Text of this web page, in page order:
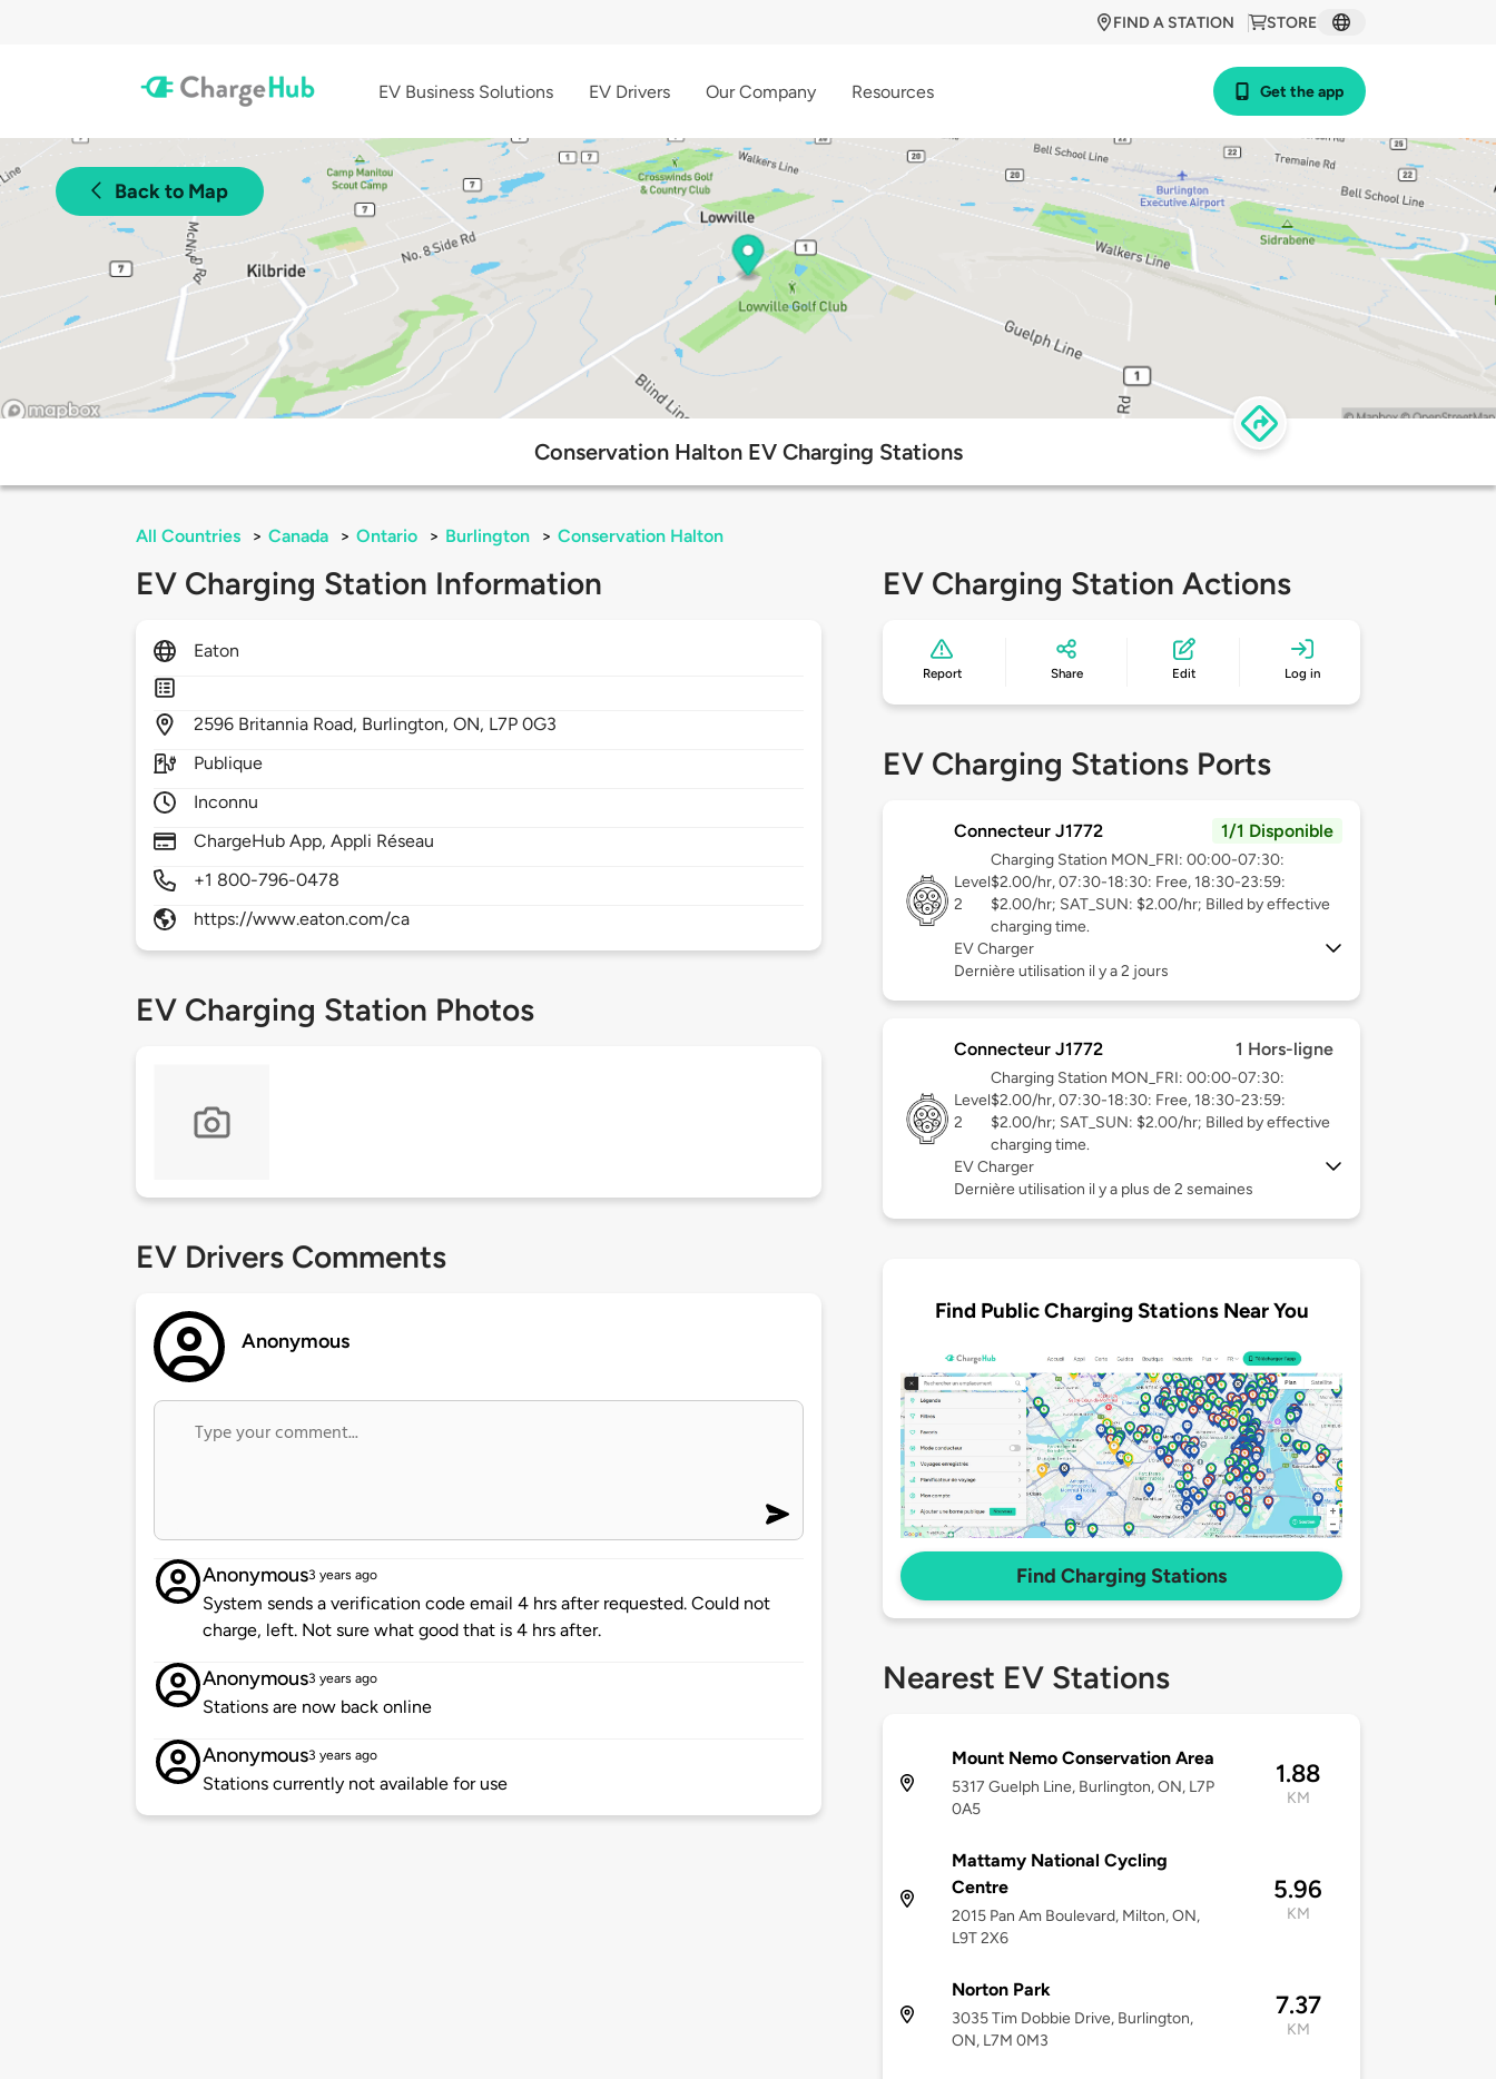
STORE
FIND A STATION
EV Business Solutions EV Drivers Our Company Resources Get the app
Back to Map
Conservation Halton EV Charging Stations
All Countries > Canada > Ontario > Burlington > Conservation Halton
EV Charging Station Information
Eaton
2596 Britannia Road, Burlington,ON, L7P 0G3
Publique
Inconnu
ChargeHub App, Appli Réseau
+1 800-796-0478
https://www.eaton.com/ca
EV Charging Station Photos
EV Drivers Comments
Anonymous
Anonymous3 years ago
System sends a verification code email 4 hrs after requested. Could not
charge, left. Not sure what good that is 4 hrs after.
Anonymous3 years ago
Stations are now back online
Anonymous3 years ago
Stations currently not available for use
EV Charging Station Actions
Report Share Edit Log in
EV Charging Stations Ports
Connecteur J1772 1/1 Disponible
Level
2
Charging Station MON_FRI: 00:00-07:30:
$2.00/hr, 07:30-18:30: Free, 18:30-23:59:
$2.00/hr; SAT_SUN: $2.00/hr; Billed by effective
charging time.
EV Charger
Dernière utilisation il y a 2 jours
Connecteur J1772 1 Hors-ligne
Level
2
Charging Station MON_FRI: 00:00-07:30:
$2.00/hr, 07:30-18:30: Free, 18:30-23:59:
$2.00/hr; SAT_SUN: $2.00/hr; Billed by effective
charging time.
EV Charger
Dernière utilisation il y a plus de 2 semaines
Find Public Charging Stations Near You
Find Charging Stations
Nearest EV Stations
Mount Nemo Conservation Area
5317 Guelph Line, Burlington, ON, L7P
0A5
1.88
KM
Mattamy National Cycling
Centre
2015 Pan Am Boulevard, Milton, ON,
L9T 2X6
5.96
KM
Norton Park
3035 Tim Dobbie Drive, Burlington,
ON, L7M 0M3
7.37
KM